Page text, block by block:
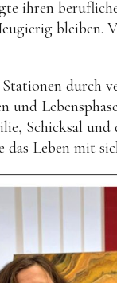
ihren
bleiben.
durch
und
Schicksal und
das Leben mit